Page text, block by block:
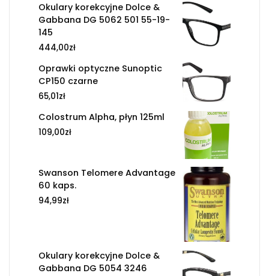
Okulary korekcyjne Dolce &
Gabbana DG 5062 501 55-19-
145
444,00zł
Oprawki optyczne Sunoptic
CP150 czarne
65,01zł
Colostrum Alpha, płyn 125ml
109,00zł
Swanson Telomere Advantage
60 kaps.
94,99zł
Okulary korekcyjne Dolce &
Gabbana DG 5054 3246